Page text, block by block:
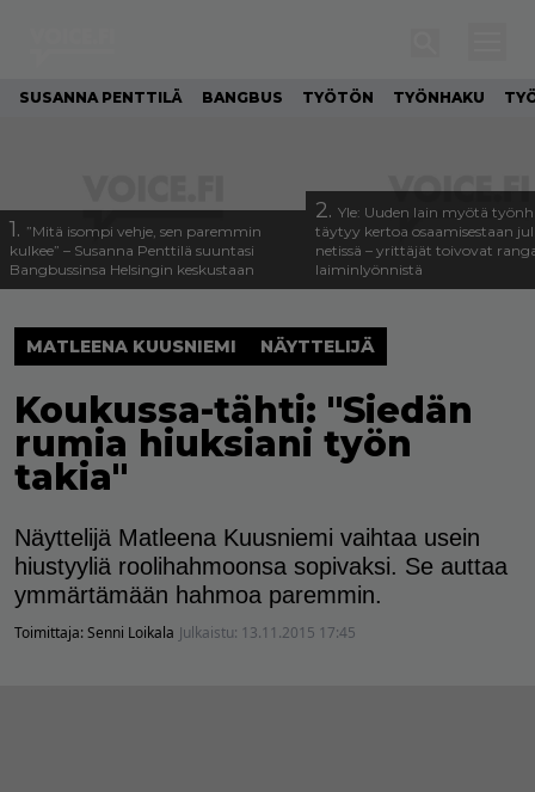
SUSANNA PENTTILÄ BANGBUS TYÖTÖN TYÖNHAKU
1. ”Mitä isompi vehje, sen paremmin
kulkee” – Susanna Penttilä suuntasi
Bangbussinsa Helsingin keskustaan
2. Yle: Uuden lain myötä
täytyy kertoa osaamisestaan
netissä – yrittäjät toivovat
laiminlyönnistä
MATLEENA KUUSNIEMI NÄYTTELIJÄ
Koukussa-tähti: "Siedän
rumia hiuksiani työn
takia"
Näyttelijä Matleena Kuusniemi vaihtaa usein
hiustyyliä roolihahmoonsa sopivaksi. Se auttaa
ymmärtämään hahmoa paremmin.
Toimittaja:Senni Loikala Julkaistu: 13.11.2015 17:45